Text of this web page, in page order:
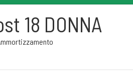
18 DONNA